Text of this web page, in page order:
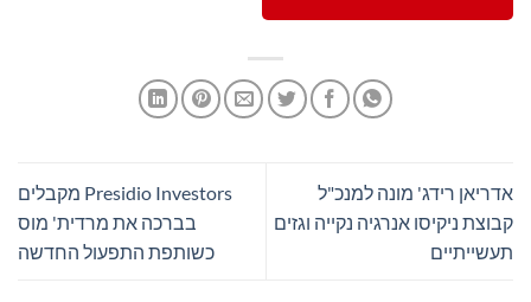
אדריאן רידג' מונה למנכ"ל
קבוצת ניקיסו אנרגיה נקייה וגזים
תעשייתיים
Presidio Investors מקבלים
בברכה את מרדית' מוס
כשותפת התפעול החדשה